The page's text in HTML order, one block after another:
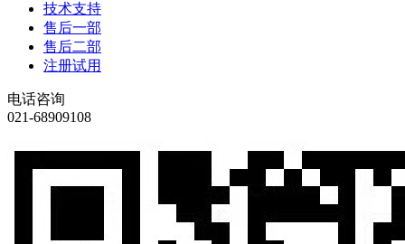
技术支持
售后一部
售后二部
注册试用
电话咨询
021-68909108